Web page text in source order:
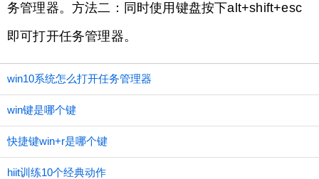
务管理器。方法二：同时使用键盘按下alt+shift+esc
即可打开任务管理器。
win10系统怎么打开任务管理器
win键是哪个键
快捷键win+r是哪个键
hiit训练10个经典动作